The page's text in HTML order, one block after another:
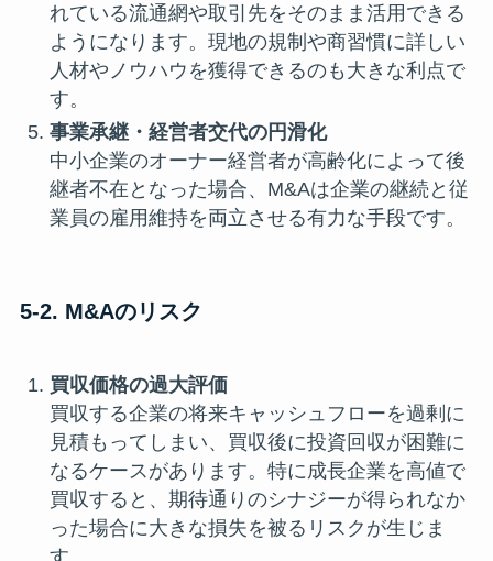
れている流通網や取引先をそのまま活用できる
ようになります。現地の規制や商習慣に詳しい
人材やノウハウを獲得できるのも大きな利点で
す。
事業承継・経営者交代の円滑化
中小企業のオーナー経営者が高齢化によって後
継者不在となった場合、M&Aは企業の継続と従
業員の雇用維持を両立させる有力な手段です。
5-2. M&Aのリスク
買収価格の過大評価
買収する企業の将来キャッシュフローを過剰に
見積もってしまい、買収後に投資回収が困難に
なるケースがあります。特に成長企業を高値で
買収すると、期待通りのシナジーが得られなか
った場合に大きな損失を被るリスクが生じま
す。